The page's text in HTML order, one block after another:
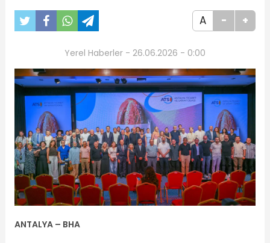
A - +
Yerel Haberler - 26.06.2026 - 0:00
ANTALYA – BHA